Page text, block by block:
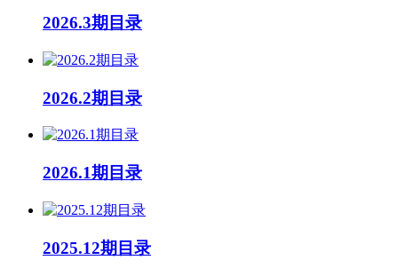
2026.3期目录
2026.2期目录
2026.1期目录
2025.12期目录